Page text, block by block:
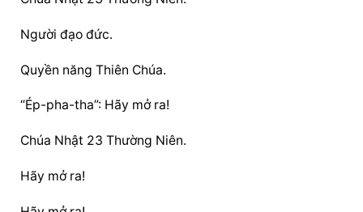
Người đạo đức.
Quyền năng Thiên Chúa.
“Ép-pha-tha”: Hãy mở ra!
Chúa Nhật 23 Thường Niên.
Hãy mở ra!